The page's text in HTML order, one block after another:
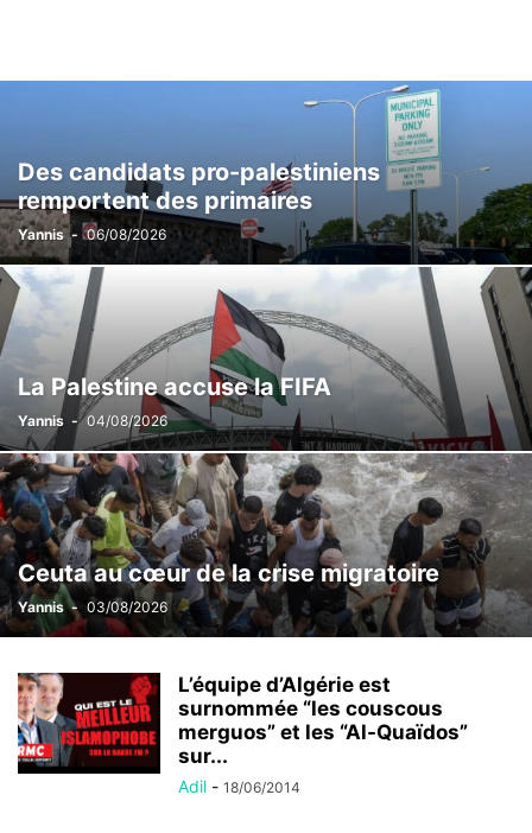
Des candidats pro-palestiniens
remportent des primaires
Yannis - 06/08/2026
La Palestine accuse la FIFA
Yannis - 04/08/2026
Ceuta au cœur de la crise migratoire
Yannis - 03/08/2026
L’équipe d’Algérie est
surnommée “les couscous
merguos” et les “Al-Quaïdos”
sur...
Adil - 18/06/2014